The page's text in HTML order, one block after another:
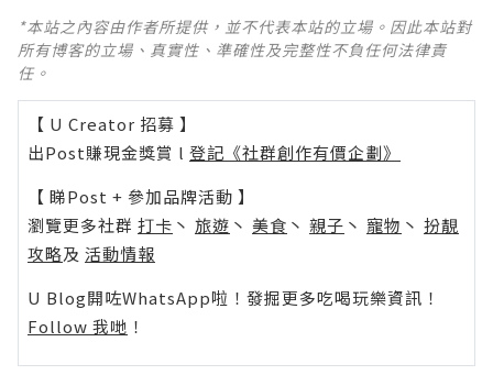
*本站之內容由作者所提供，並不代表本站的立場。因此本站對
所有博客的立場、真實性、準確性及完整性不負任何法律責
任。
【 U Creator 招募 】
出Post賺現金獎賞 l 登記《社群創作有價企劃》
【 睇Post + 參加品牌活動 】
瀏覽更多社群 打卡 丶 旅遊 丶 美食 丶 親子 丶 寵物 丶 扮靚
攻略及 活動情報
U Blog開咗WhatsApp啦！發掘更多吃喝玩樂資訊！
Follow 我哋 ！